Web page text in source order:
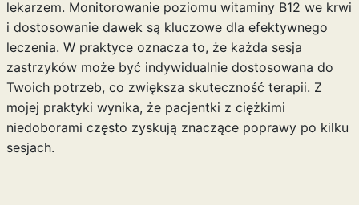
lekarzem. Monitorowanie poziomu witaminy B12 we krwi
i dostosowanie dawek są kluczowe dla efektywnego
leczenia. W praktyce oznacza to, że każda sesja
zastrzyków może być indywidualnie dostosowana do
Twoich potrzeb, co zwiększa skuteczność terapii. Z
mojej praktyki wynika, że pacjentki z ciężkimi
niedoborami często zyskują znaczące poprawy po kilku
sesjach.